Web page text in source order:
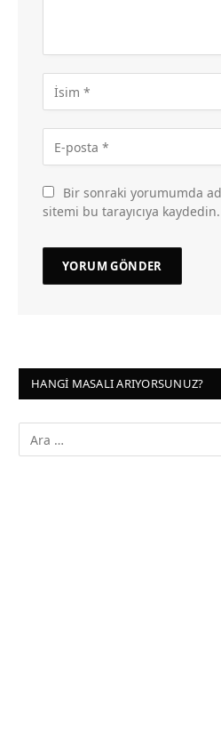
Bir sonraki yorumumda
sitemi bu tarayıcıya kaydedin.
HANGI MASALI ARIYORSUNUZ?